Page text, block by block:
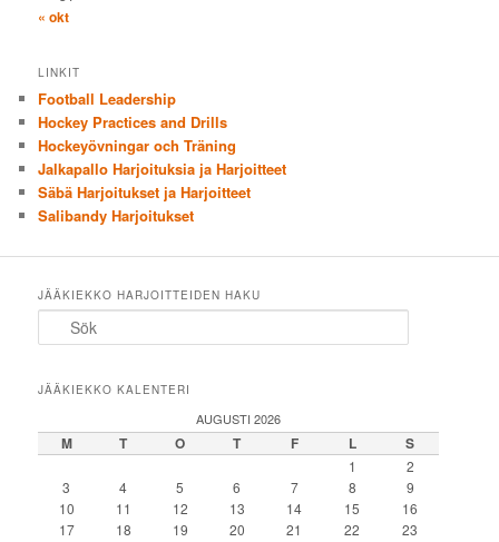
« okt
LINKIT
Football Leadership
Hockey Practices and Drills
Hockeyövningar och Träning
Jalkapallo Harjoituksia ja Harjoitteet
Säbä Harjoitukset ja Harjoitteet
Salibandy Harjoitukset
JÄÄKIEKKO HARJOITTEIDEN HAKU
JÄÄKIEKKO KALENTERI
AUGUSTI 2026
M T O T F L S
1
2
3
4 5 6 7 8
9
10
11 12 13 14 15
16
17
18 19 20 21 22
23